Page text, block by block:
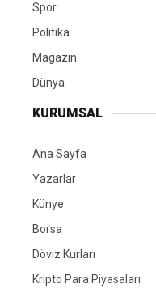
Spor
Politika
Magazin
Dünya
KURUMSAL
Ana Sayfa
Yazarlar
Künye
Borsa
Döviz Kurları
Kripto Para Piyasaları